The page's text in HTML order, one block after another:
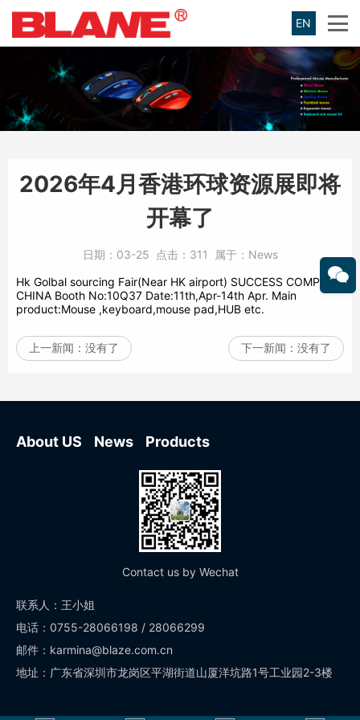
EN
2026年4月香港环球资源展即将
开幕了
日期： 03-25 点击： 311 属于： News
Hk Golbal sourcing Fair(Near HK airport) SUCCESS COMPU
CHINA Booth No:10Q37 Date:11th,Apr-14th Apr. Main
product:Mouse ,keyboard,mouse pad,HUB etc.
上一新闻： 没有了 下一新闻： 没有了
About US News Products
Contact us by Wechat
联系人：王小姐
电话：0755-28066198 / 28066299
邮件：karmina@blaze.com.cn
地址：广东省深圳市龙岗区平湖街道山厦洋坑路1号工业园2-3楼